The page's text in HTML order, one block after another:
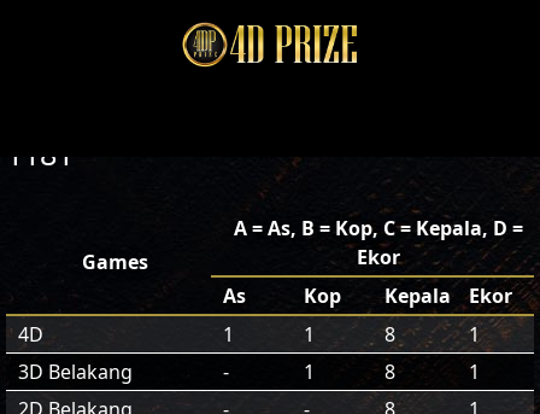
1181
Games
A = As, B = Kop, C = Kepala, D =
Ekor
As
Kop Kepala
Ekor
4D
1 1 8
1
3D Belakang
- 1 8
1